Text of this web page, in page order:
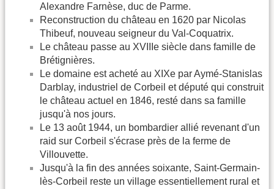
Alexandre Farnèse, duc de Parme.
Reconstruction du château en 1620 par Nicolas
Thibeuf, nouveau seigneur du Val-Coquatrix.
Le château passe au XVIIIe siècle dans famille de
Brétignières.
Le domaine est acheté au XIXe par Aymé-Stanislas
Darblay, industriel de Corbeil et député qui construit
le château actuel en 1846, resté dans sa famille
jusqu'à nos jours.
Le 13 août 1944, un bombardier allié revenant d'un
raid sur Corbeil s'écrase près de la ferme de
Villouvette.
Jusqu'à la fin des années soixante, Saint-Germain-
lès-Corbeil reste un village essentiellement rural et